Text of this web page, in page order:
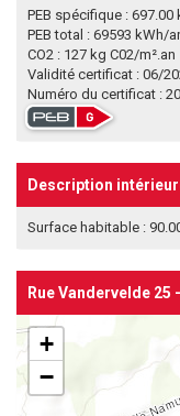
PEB spécifique : 697.00
PEB total : 69593 kWh/
CO2 : 127 kg C02/m².an
Validité certificat : 06/
Numéro du certificat :
Description
Surface habitable :
Rue Vandervelde 25
+
−